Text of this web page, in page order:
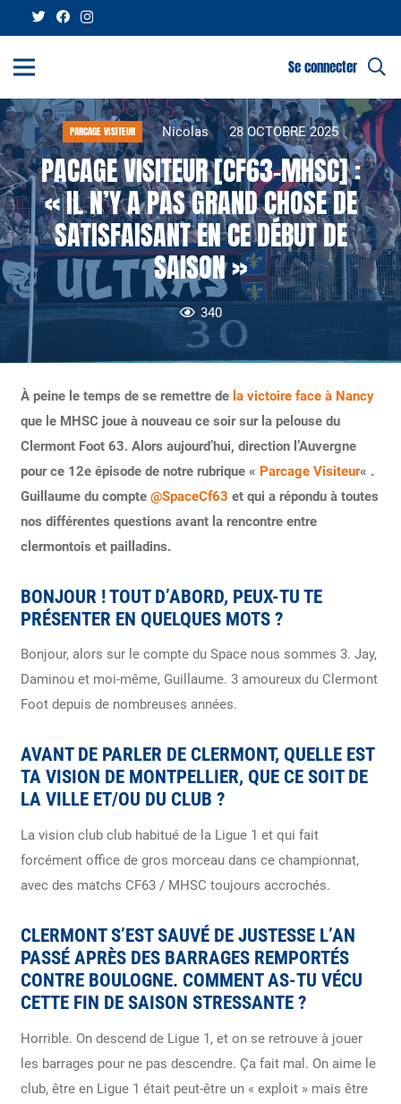
Se connecter
PARCAGE VISITEUR Nicolas 28 OCTOBRE 2025
PACAGE VISITEUR [CF63-MHSC] :
« IL N’Y A PAS GRAND CHOSE DE
SATISFAISANT EN CE DÉBUT DE
SAISON »
340
À peine le temps de se remettre de la victoire face à Nancy
que le MHSC joue à nouveau ce soir sur la pelouse du
Clermont Foot 63. Alors aujourd’hui, direction l’Auvergne
pour ce 12e épisode de notre rubrique « Parcage Visiteur« .
Guillaume du compte @SpaceCf63 et qui a répondu à toutes
nos différentes questions avant la rencontre entre
clermontois et pailladins.
BONJOUR ! TOUT D’ABORD, PEUX-TU TE
PRÉSENTER EN QUELQUES MOTS ?
Bonjour, alors sur le compte du Space nous sommes 3. Jay,
Daminou et moi-même, Guillaume. 3 amoureux du Clermont
Foot depuis de nombreuses années.
AVANT DE PARLER DE CLERMONT, QUELLE EST
TA VISION DE MONTPELLIER, QUE CE SOIT DE
LA VILLE ET/OU DU CLUB ?
La vision club club habitué de la Ligue 1 et qui fait
forcément office de gros morceau dans ce championnat,
avec des matchs CF63 / MHSC toujours accrochés.
CLERMONT S’EST SAUVÉ DE JUSTESSE L’AN
PASSÉ APRÈS DES BARRAGES REMPORTÉS
CONTRE BOULOGNE. COMMENT AS-TU VÉCU
CETTE FIN DE SAISON STRESSANTE ?
Horrible. On descend de Ligue 1, et on se retrouve à jouer
les barrages pour ne pas descendre. Ça fait mal. On aime le
club, être en Ligue 1 était peut-être un « exploit » mais être